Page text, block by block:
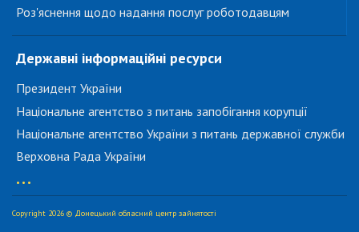
Роз'яснення щодо надання послуг роботодавцям
Державні інформаційні ресурси
Президент України
Національне агентство з питань запобігання корупції
Національне агентство України з питань державної служби
Верховна Рада України
...
Copyright 2026 © Донецький обласний центр зайнятості